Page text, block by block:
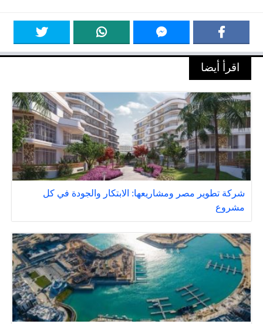
اقرأ أيضا
شركة تطوير مصر ومشاريعها: الابتكار والجودة في كل
مشروع